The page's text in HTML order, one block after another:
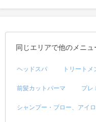
同じエリアで他のメニュ
ヘッドスパ トリートメ
前髪カットパーマ プレ
シャンプー・ブロー、アイ